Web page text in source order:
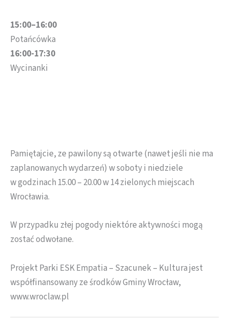
15:00–16:00
Potańcówka
16:00-17:30
Wycinanki
Pamiętajcie, ze pawilony są otwarte (nawet jeśli nie ma
zaplanowanych wydarzeń) w soboty i niedziele
w godzinach 15.00 – 20.00 w 14 zielonych miejscach
Wrocławia.
W przypadku złej pogody niektóre aktywności mogą
zostać odwołane.
Projekt Parki ESK Empatia – Szacunek – Kultura jest
współfinansowany ze środków Gminy Wrocław,
www.wroclaw.pl